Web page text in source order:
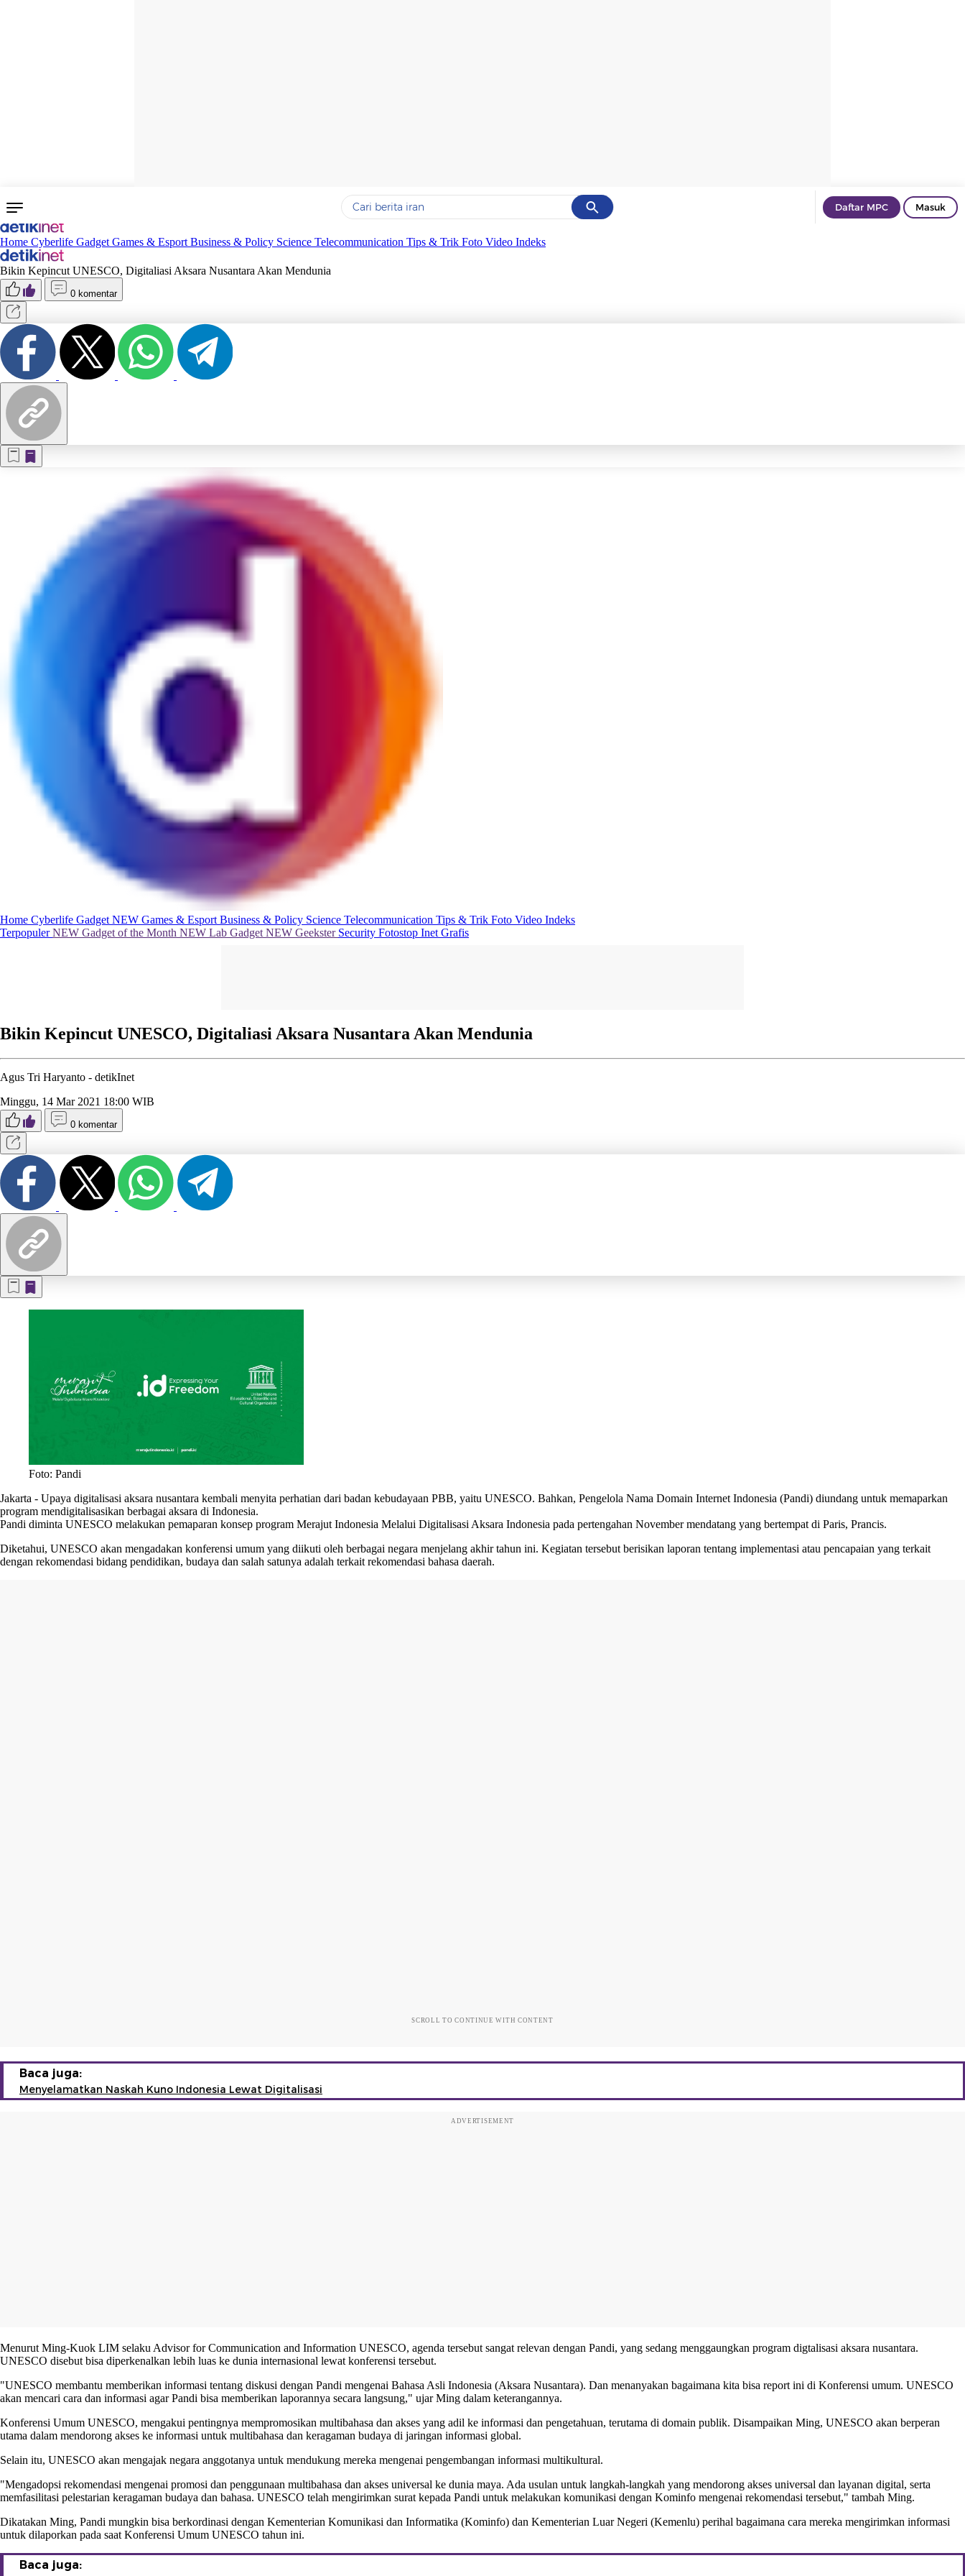
Cancel
Yang sedang ramai dicari
Terakhir yang dicari
Daftar MPC Masuk
Home Cyberlife Gadget Games & Esport Business & Policy Science Telecommunication Tips & Trik Foto Video Indeks
Bikin Kepincut UNESCO, Digitaliasi Aksara Nusantara Akan Mendunia
0 komentar
Home Cyberlife Gadget NEW Games & Esport Business & Policy Science Telecommunication Tips & Trik Foto Video Indeks
TerpopulerNEW Gadget of the Month NEW Lab Gadget NEW Geekster Security Fotostop Inet Grafis
Bikin Kepincut UNESCO, Digitaliasi Aksara Nusantara Akan Mendunia
Agus Tri Haryanto - detikInet
Minggu, 14 Mar 2021 18:00 WIB
0 komentar
Foto: Pandi
Jakarta - Upaya digitalisasi aksara nusantara kembali menyita perhatian dari badan kebudayaan PBB, yaitu UNESCO. Bahkan, Pengelola Nama Domain Internet Indonesia (Pandi) diundang untuk memaparkan
program mendigitalisasikan berbagai aksara di Indonesia.
Pandi diminta UNESCO melakukan pemaparan konsep program Merajut Indonesia Melalui Digitalisasi Aksara Indonesia pada pertengahan November mendatang yang bertempat di Paris, Prancis.
Diketahui, UNESCO akan mengadakan konferensi umum yang diikuti oleh berbagai negara menjelang akhir tahun ini. Kegiatan tersebut berisikan laporan tentang implementasi atau pencapaian yang terkait
dengan rekomendasi bidang pendidikan, budaya dan salah satunya adalah terkait rekomendasi bahasa daerah.
SCROLL TO CONTINUE WITH CONTENT
Baca juga:
Menyelamatkan Naskah Kuno Indonesia Lewat Digitalisasi
ADVERTISEMENT
Menurut Ming-Kuok LIM selaku Advisor for Communication and Information UNESCO, agenda tersebut sangat relevan dengan Pandi, yang sedang menggaungkan program digtalisasi aksara nusantara.
UNESCO disebut bisa diperkenalkan lebih luas ke dunia internasional lewat konferensi tersebut.
"UNESCO membantu memberikan informasi tentang diskusi dengan Pandi mengenai Bahasa Asli Indonesia (Aksara Nusantara). Dan menanyakan bagaimana kita bisa report ini di Konferensi umum. UNESCO
akan mencari cara dan informasi agar Pandi bisa memberikan laporannya secara langsung," ujar Ming dalam keterangannya.
Konferensi Umum UNESCO, mengakui pentingnya mempromosikan multibahasa dan akses yang adil ke informasi dan pengetahuan, terutama di domain publik. Disampaikan Ming, UNESCO akan berperan
utama dalam mendorong akses ke informasi untuk multibahasa dan keragaman budaya di jaringan informasi global.
Selain itu, UNESCO akan mengajak negara anggotanya untuk mendukung mereka mengenai pengembangan informasi multikultural.
"Mengadopsi rekomendasi mengenai promosi dan penggunaan multibahasa dan akses universal ke dunia maya. Ada usulan untuk langkah-langkah yang mendorong akses universal dan layanan digital, serta
memfasilitasi pelestarian keragaman budaya dan bahasa. UNESCO telah mengirimkan surat kepada Pandi untuk melakukan komunikasi dengan Kominfo mengenai rekomendasi tersebut," tambah Ming.
Dikatakan Ming, Pandi mungkin bisa berkordinasi dengan Kementerian Komunikasi dan Informatika (Kominfo) dan Kementerian Luar Negeri (Kemenlu) perihal bagaimana cara mereka mengirimkan informasi
untuk dilaporkan pada saat Konferensi Umum UNESCO tahun ini.
Baca juga: